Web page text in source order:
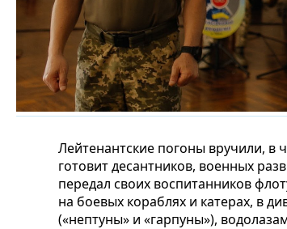
Лейтенантские погоны вручили, в
готовит десантников, военных
передал своих воспитанников
на боевых кораблях и катерах, в
(«нептуны» и «гарпуны»),